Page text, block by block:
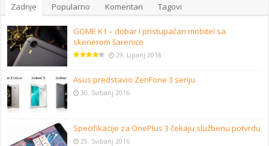
Zadnje Popularno Komentari Tagovi
GOME K1 – dobar i pristupačan mobitel sa
skenerom šarenice
29. Lipanj 2018
Asus predstavio ZenFone 3 seriju
30. Svibanj 2016
Specifikacije za OnePlus 3 čekaju službenu potvrdu
25. Svibanj 2016